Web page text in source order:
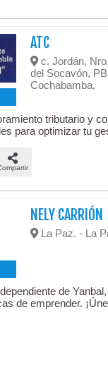
ATC
c. Jordán,
del Socavón,
Cochabamba,
tributario y
para optimizar tu
NELY CARRIÓN
La Paz. - La
de
de emprender.